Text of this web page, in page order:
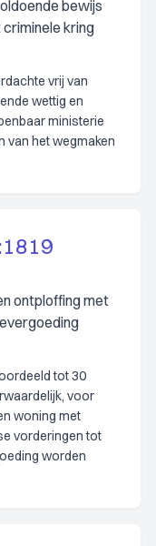
bewijs
kring
vrij van
wettig en
ministerie
van het wegmaken
ontploffing met
tot 30
voor
woning met
vorderingen tot
worden